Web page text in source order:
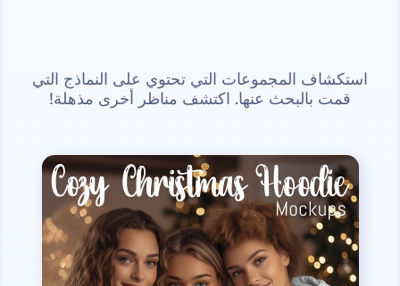
استكشاف المجموعات التي تحتوي على النماذج التي
قمت بالبحث عنها. اكتشف مناظر أخرى مذهلة!